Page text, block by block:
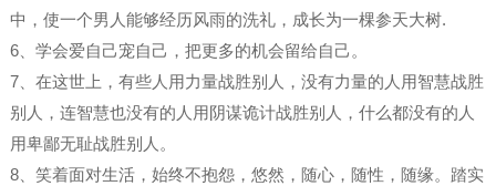
中，使一个男人能够经历风雨的洗礼，成长为一棵参天大树.
6、学会爱自己宠自己，把更多的机会留给自己。
7、在这世上，有些人用力量战胜别人，没有力量的人用智慧战胜
别人，连智慧也没有的人用阴谋诡计战胜别人，什么都没有的人
用卑鄙无耻战胜别人。
8、笑着面对生活，始终不抱怨，悠然，随心，随性，随缘。踏实